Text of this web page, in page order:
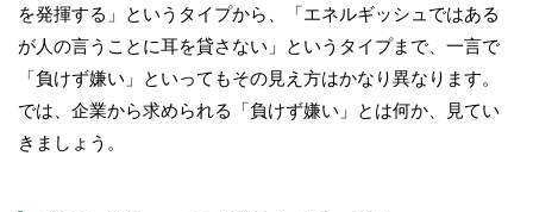
を発揮する」というタイプから、「エネルギッシュではある
が人の言うことに耳を貸さない」というタイプまで、一言で
「負けず嫌い」といってもその見え方はかなり異なります。
では、企業から求められる「負けず嫌い」とは何か、見てい
きましょう。